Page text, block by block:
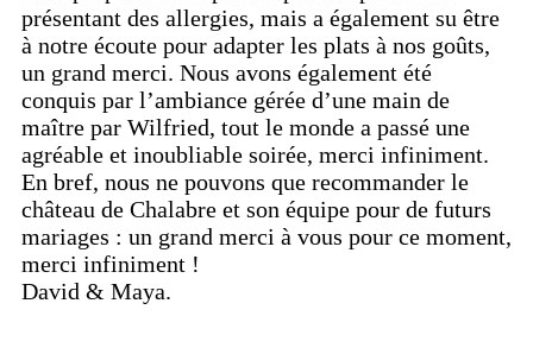
présentant des allergies, mais a également su être
à notre écoute pour adapter les plats à nos goûts,
un grand merci. Nous avons également été
conquis par l’ambiance gérée d’une main de
maître par Wilfried, tout le monde a passé une
agréable et inoubliable soirée, merci infiniment.
En bref, nous ne pouvons que recommander le
château de Chalabre et son équipe pour de futurs
mariages : un grand merci à vous pour ce moment,
merci infiniment !
David & Maya.